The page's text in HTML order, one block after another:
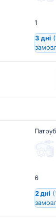
1
3 дні
6
2 дні